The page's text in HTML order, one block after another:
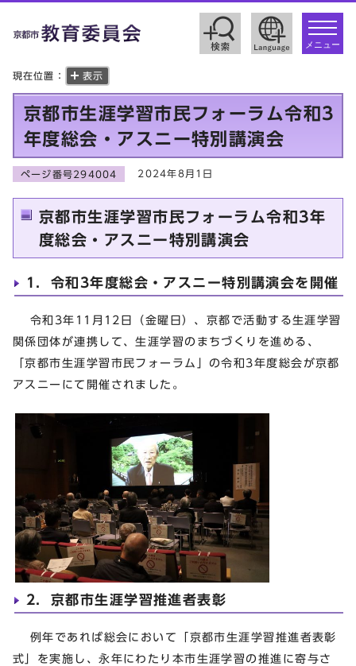
toggle
メニュー
現在位置： 表示
京都市生涯学習市民フォーラム令和3
年度総会・アスニー特別講演会
ページ番号294004 2024年8月1日
京都市生涯学習市民フォーラム令和3年
度総会・アスニー特別講演会
1．令和3年度総会・アスニー特別講演会を開催
令和3年11月12日（金曜日）、京都で活動する生涯学習
関係団体が連携して、生涯学習のまちづくりを進める、
「京都市生涯学習市民フォーラム」の令和3年度総会が京都
アスニーにて開催されました。
2．京都市生涯学習推進者表彰
例年であれば総会において「京都市生涯学習推進者表彰
式」を実施し、永年にわたり本市生涯学習の推進に寄与さ